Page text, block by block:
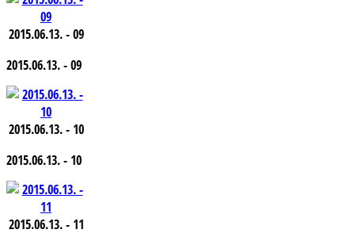
2015.06.13. - 09
2015.06.13. - 09
2015.06.13. - 10
2015.06.13. - 10
2015.06.13. - 11